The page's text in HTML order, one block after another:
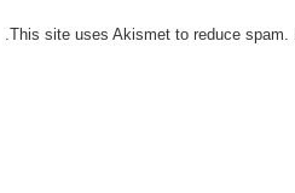
This site uses Akismet to reduce spam.